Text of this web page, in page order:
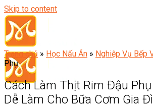
Skip to content
Trang chủ » Học Nấu Ăn » Nghiệp Vụ Bếp
Phụ
Cách Làm Thịt Rim Đậu
Dễ Làm Cho Bữa Cơm Gia